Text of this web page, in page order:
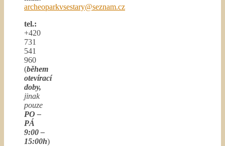
archeoparkvsestary@seznam.cz
tel.:
+420
731
541
960
(během
otevírací
doby,
jinak
pouze
PO –
PÁ
9:00 –
15:00h)